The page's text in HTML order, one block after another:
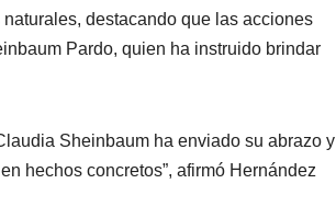
destacando que las acciones
Pardo, quien ha instruido brindar
Sheinbaum ha enviado su abrazo y
hechos concretos”, afirmó Hernández